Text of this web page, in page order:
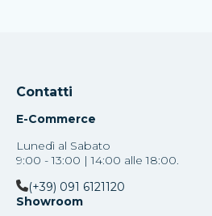
Contatti
E-Commerce
Lunedì al Sabato
9:00 - 13:00 | 14:00 alle 18:00.
(+39) 091 6121120
Showroom